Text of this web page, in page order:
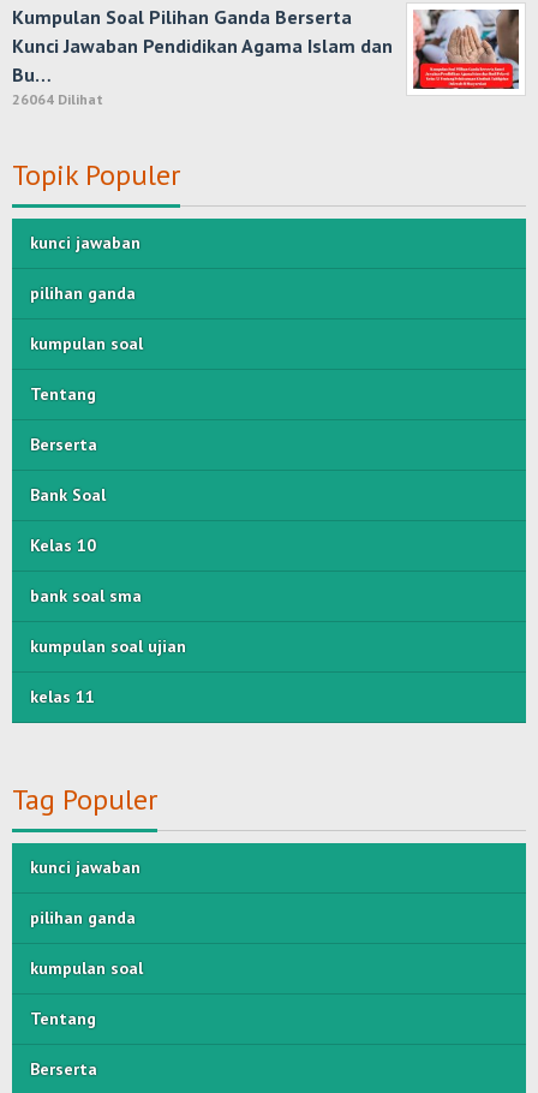
Kumpulan Soal Pilihan Ganda Berserta
Kunci Jawaban Pendidikan Agama Islam dan
Bu…
26064 Dilihat
Topik Populer
kunci jawaban
pilihan ganda
kumpulan soal
Tentang
Berserta
Bank Soal
Kelas 10
bank soal sma
kumpulan soal ujian
kelas 11
Tag Populer
kunci jawaban
pilihan ganda
kumpulan soal
Tentang
Berserta